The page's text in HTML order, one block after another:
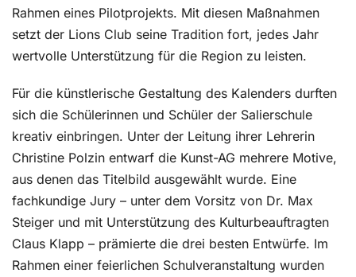
Rahmen eines Pilotprojekts. Mit diesen Maßnahmen
setzt der Lions Club seine Tradition fort, jedes Jahr
wertvolle Unterstützung für die Region zu leisten.
Für die künstlerische Gestaltung des Kalenders durften
sich die Schülerinnen und Schüler der Salierschule
kreativ einbringen. Unter der Leitung ihrer Lehrerin
Christine Polzin entwarf die Kunst-AG mehrere Motive,
aus denen das Titelbild ausgewählt wurde. Eine
fachkundige Jury – unter dem Vorsitz von Dr. Max
Steiger und mit Unterstützung des Kulturbeauftragten
Claus Klapp – prämierte die drei besten Entwürfe. Im
Rahmen einer feierlichen Schulveranstaltung wurden